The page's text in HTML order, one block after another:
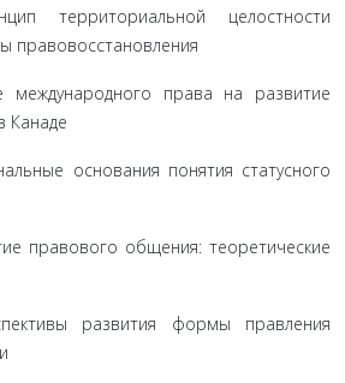
территориальной целостности
правовосстановления
международного права на развитие
Канаде
основания понятия статусного
правового общения: теоретические
развития формы правления